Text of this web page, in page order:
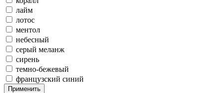
лайм
лотос
ментол
небесный
серый меланж
сирень
темно-бежевый
французский синий
Применить